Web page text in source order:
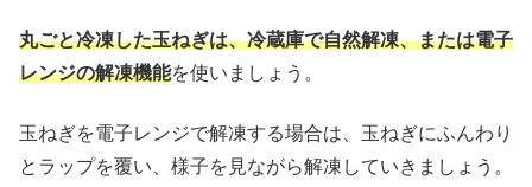
丸ごと冷凍した玉ねぎは、冷蔵庫で自然解凍、または電子
レンジの解凍機能を使いましょう。
玉ねぎを電子レンジで解凍する場合は、玉ねぎにふんわり
とラップを覆い、様子を見ながら解凍していきましょう。